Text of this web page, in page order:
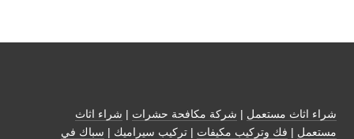
شراء اثاث مستعمل | شركة مكافحة حشرات | شراء اثاث
مستعمل | فك وتركيب مكيفات | تركيب سيراميك | سباك في